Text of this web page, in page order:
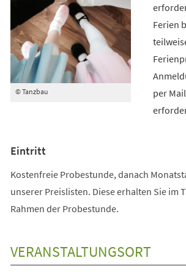
© Tanzbau
Ferien
per
Eintritt
Kostenfreie Probestunde, danach
unserer Preislisten. Diese erhalten Sie im
Rahmen der Probestunde.
VERANSTALTUNGSORT